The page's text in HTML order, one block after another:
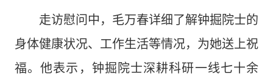
走访慰问中，毛万春详细了解钟掘院士的
身体健康状况、工作生活等情况，为她送上祝
福。他表示，钟掘院士深耕科研一线七十余